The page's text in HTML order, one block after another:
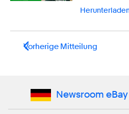
Vorherige Mitteilung
Newsroom